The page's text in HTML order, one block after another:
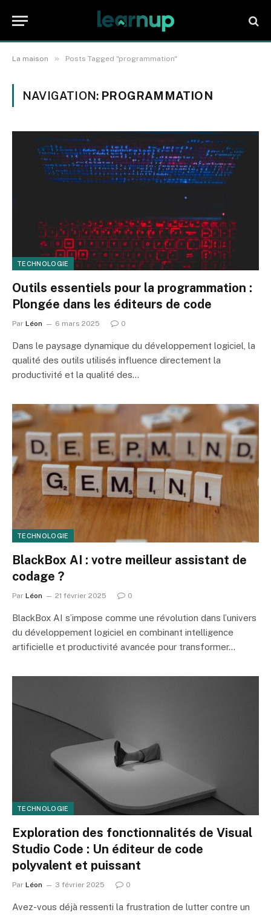
La maison » Posts Tagged "programmation"
NAVIGATION: PROGRAMMATION
TECHNOLOGIE
Outils essentiels pour la programmation :
Plongée dans les éditeurs de code
Par Léon 6 mars 2025 0
Dans le paysage dynamique du développement logiciel, la
qualité des outils utilisés influence directement la
productivité et la qualité des…
TECHNOLOGIE
BlackBox AI : votre meilleur assistant de
codage ?
Par Léon 21 février 2025 0
BlackBox AI s’impose comme une révolution dans l’univers
du développement logiciel en combinant intelligence
artificielle et productivité avancée pour transformer…
TECHNOLOGIE
Exploration des fonctionnalités de Visual
Studio Code : Un éditeur de code
polyvalent et puissant
Par Léon 3 février 2025 0
Avez-vous déjà ressenti la frustration de lutter contre un